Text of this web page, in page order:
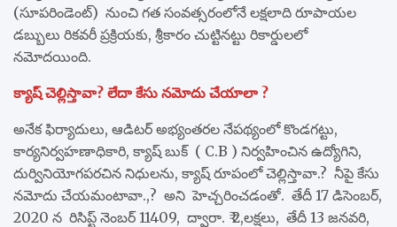
(సూపరిండెంట్) నుంచి గత సంవత్సరంలోనే లక్షలాది రూపాయల
డబ్బులు రికవరీ ప్రక్రియకు, శ్రీకారం చుట్టినట్టు రికార్డులలో
నమోదయింది.
క్యాష్ చెల్లిస్తావా? లేదా కేసు నమోదు చేయాలా ?
అనేక ఫిర్యాదులు, ఆడిటర్ అభ్యంతరల నేపథ్యంలో కొండగట్టు,
కార్యనిర్వహణాధికారి, క్యాష్ బుక్ ( C.B ) నిర్వహించిన ఉద్యోగిని,
దుర్వినియోగపరచిన నిధులను, క్యాష్ రూపంలో చెల్లిస్తావా.? నీపై కేసు
నమోదు చేయమంటావా.,? అని హెచ్చరించడంతో. తేదీ 17 డిసెంబర్,
2020 న రిసిప్ట్ నెంబర్ 11409, ద్వారా. ₹ 2,లక్షలు, తేదీ 13 జనవరి,